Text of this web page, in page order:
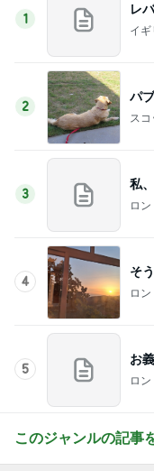
1
レ
イ
2
パ
ス
3
私
ロ
4
そ
ロ
5
お
ロ
このジャンルの記事